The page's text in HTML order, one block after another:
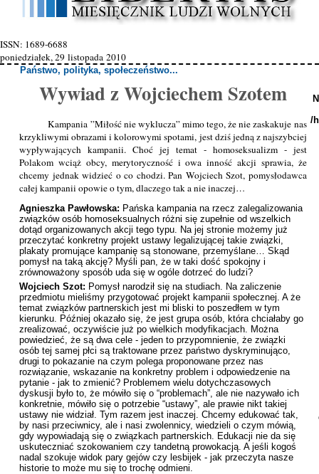
ISSN: 1689-6688
poniedziałek, 29 listopada 2010
Państwo, polityka, społeczeństwo...
Wywiad z Wojciechem Szotem
Kampania ”Miłość nie wyklucza” mimo tego, że nie zaskakuje nas
krzykliwymi obrazami i kolorowymi spotami, jest dziś jedną z najszybciej
wypływających kampanii. Choć jej temat - homoseksualizm - jest
Polakom wciąż obcy, merytoryczność i owa inność akcji sprawia, że
chcemy jednak widzieć o co chodzi. Pan Wojciech Szot, pomysłodawca
całej kampanii opowie o tym, dlaczego tak a nie inaczej…
Agnieszka Pawłowska: Pańska kampania na rzecz zalegalizowania
związków osób homoseksualnych różni się zupełnie od wszelkich
dotąd organizowanych akcji tego typu. Na jej stronie możemy już
przeczytać konkretny projekt ustawy legalizującej takie związki,
plakaty promujące kampanię są stonowane, przemyślane… Skąd
pomysł na taką akcję? Myśli pan, że w taki dość spokojny i
zrównoważony sposób uda się w ogóle dotrzeć do ludzi?
Wojciech Szot: Pomysł narodził się na studiach. Na zaliczenie
przedmiotu mieliśmy przygotować projekt kampanii społecznej. A że
temat związków partnerskich jest mi bliski to poszedłem w tym
kierunku. Później okazało się, że jest grupa osób, która chciałaby go
zrealizować, oczywiście już po wielkich modyfikacjach. Można
powiedzieć, że są dwa cele - jeden to przypomnienie, że związki
osób tej samej płci są traktowane przez państwo dyskryminująco,
drugi to pokazanie na czym polega proponowane przez nas
rozwiązanie, wskazanie na konkretny problem i odpowiedzenie na
pytanie - jak to zmienić? Problemem wielu dotychczasowych
dyskusji było to, że mówiło się o “problemach”, ale nie nazywało ich
konkretnie, mówiło się o potrzebie “ustawy”, ale prawie nikt takiej
ustawy nie widział. Tym razem jest inaczej. Chcemy edukować tak,
by nasi przeciwnicy, ale i nasi zwolennicy, wiedzieli o czym mówią,
gdy wypowiadają się o związkach partnerskich. Edukacji nie da się
uskuteczniać szokowaniem czy tandetną prowokacją. A jeśli kogoś
nadal szokuje widok pary gejów czy lesbijek - jak przeczyta nasze
historie to może mu się to trochę odmieni.
/